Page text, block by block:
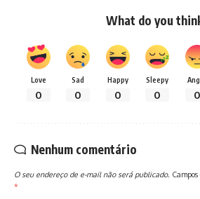
What do you
Love
0
Sad
0
Happy
0
Sleepy
0 0
Nenhum comentário
O seu endereço de e-mail não será publicado.
*